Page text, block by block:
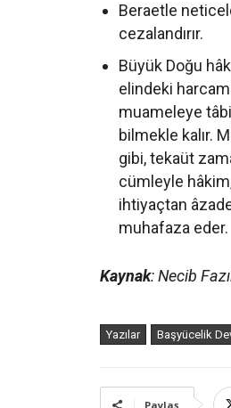
Beraetle
cezalandırır.
Büyük Doğu
elindeki
muameleye
bilmekle kalır.
gibi, tekaüt
cümleyle
ihtiyaçtan
muhafaza eder.
Kaynak: Necib
Yazılar Başyücelik
Paylaş